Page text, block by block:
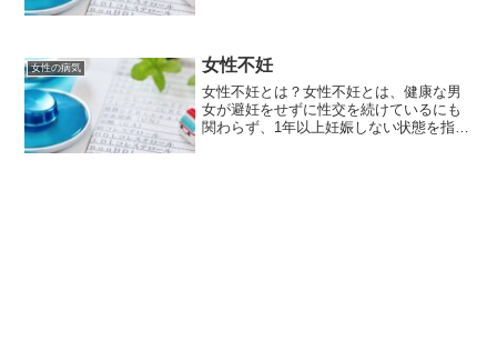
様々な影響を及ぼす可能性...
女性の病気 女性不妊
女性不妊とは？女性不妊とは、健康な男
女が避妊をせずに性交を続けているにも
関わらず、1年以上妊娠しない状態を指し